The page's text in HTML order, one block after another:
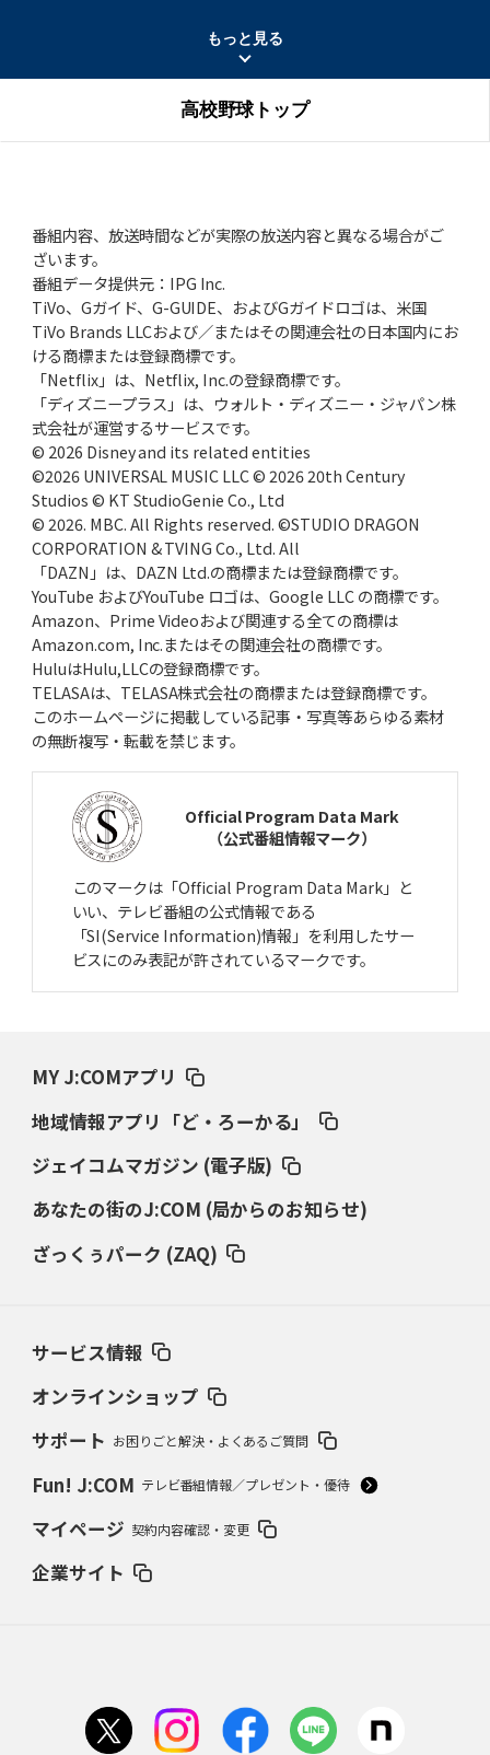
広島商、伝統の「真剣の刃渡り」 経験者が語る「怖さ」と「達観」
2025年12月25日(木)
高校野球、28年春から7回制移行か!?V投手・愛甲猛「9回制は野球の根
2025年10月23日(木)
早実、57年春、紫紺の大旗を関東に
2025年9月25日(木)
約半世紀前の“関東三羽烏”伝説土屋正勝、工藤一彦、永川英植
2025年8月28日(木)
沖縄尚学、2枚看板で夏初制覇 優勝の価値と沖縄野球の近未来
2025年7月24日(木)
PLの名将・中村順司の勝負采配81春、倉吉北戦での伝令の意図
2025年6月26日(木)
長嶋茂雄、伝説の特大ホームラン野球少年からミスタープロ野球へ
2025年5月22日(木)
日本人メジャーリーガー第1号マッシー村上、法政二高の青春
2025年4月24日(木)
2025年3月27日(木)
大分商・岡﨑郁、巨人入りの真相長嶋茂雄が“一目惚れ”した一打
2025年2月27日(木)
駒大苫小牧、済美の春夏連覇断つ上甲正典「オマエが打ってれば」
2025年1月23日(木)
甲子園目指したジャイアント馬場「ミットにズシン」とくる剛速球
「松坂世代」のバッターの出世頭
2024年11月28日(木)
2024年10月24日(木)
2024年8月22日(木)
渡辺・横浜vs尾藤・箕島 80年夏、意地の名将対決
2024年7月25日(木)
2024年6月27日(木)
「別格中の別格」池永正明の伝説 下関商63年春V、夏準Vの立役者
もっと見る
高校野球トップ
番組内容、放送時間などが実際の放送内容と異なる場合がご
ざいます。
番組データ提供元：IPG Inc.
TiVo、Gガイド、G-GUIDE、およびGガイドロゴは、米国
TiVo Brands LLCおよび／またはその関連会社の日本国内にお
ける商標または登録商標です。
「Netflix」は、Netflix, Inc.の登録商標です。
「ディズニープラス」は、ウォルト・ディズニー・ジャパン株
式会社が運営するサービスです。
© 2026 Disney and its related entities
©2026 UNIVERSAL MUSIC LLC © 2026 20th Century
Studios © KT StudioGenie Co., Ltd
© 2026. MBC. All Rights reserved. ©STUDIO DRAGON
CORPORATION & TVING Co., Ltd. All
「DAZN」は、DAZN Ltd.の商標または登録商標です。
YouTube およびYouTube ロゴは、Google LLC の商標です。
Amazon、Prime Videoおよび関連する全ての商標は
Amazon.com, Inc.またはその関連会社の商標です。
HuluはHulu,LLCの登録商標です。
TELASAは、TELASA株式会社の商標または登録商標です。
このホームページに掲載している記事・写真等あらゆる素材
の無断複写・転載を禁じます。
Official Program Data Mark
（公式番組情報マーク）
このマークは「Official Program Data Mark」と
いい、テレビ番組の公式情報である
「SI(Service Information)情報」を利用したサー
ビスにのみ表記が許されているマークです。
MY J:COMアプリ
地域情報アプリ「ど・ろーかる」
ジェイコムマガジン (電子版)
あなたの街のJ:COM (局からのお知らせ)
ざっくぅパーク (ZAQ)
サービス情報
オンラインショップ
サポート お困りごと解決・よくあるご質問
Fun! J:COM テレビ番組情報／プレゼント・優待
マイページ 契約内容確認・変更
企業サイト